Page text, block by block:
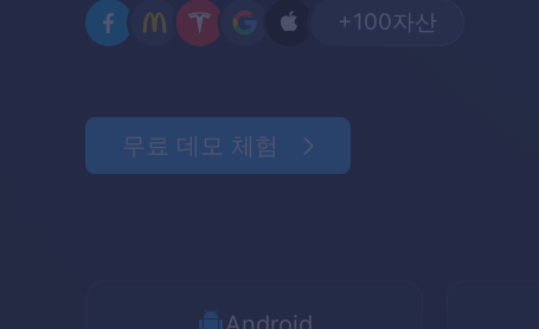
+100자산
무료 데모 체험